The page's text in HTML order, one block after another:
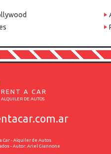
ALQUILER DE AUTOS
RENT A CAR
Car - Alquiler de Autos
- Autor: Ariel Giannone